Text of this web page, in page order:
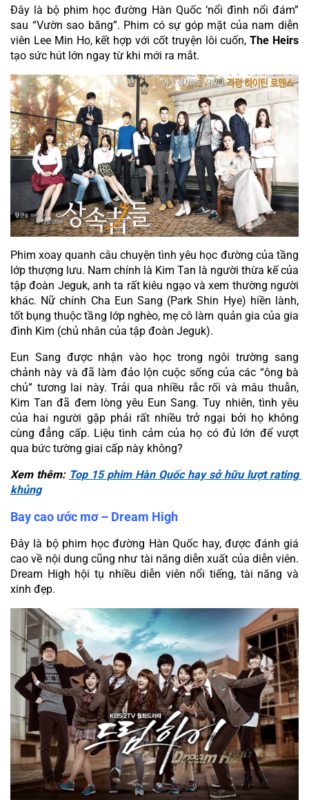
Đây là bộ phim học đường Hàn Quốc ‘nổi đình nổi đám”
sau “Vườn sao băng”. Phim có sự góp mặt của nam diễn
viên Lee Min Ho, kết hợp với cốt truyện lôi cuốn, The Heirs
tạo sức hút lớn ngay từ khi mới ra mắt.
Phim xoay quanh câu chuyện tình yêu học đường của tầng
lớp thượng lưu. Nam chính là Kim Tan là người thừa kế của
tập đoàn Jeguk, anh ta rất kiêu ngạo và xem thường người
khác. Nữ chính Cha Eun Sang (Park Shin Hye) hiền lành,
tốt bụng thuộc tầng lớp nghèo, mẹ cô làm quản gia của gia
đình Kim (chủ nhân của tập đoàn Jeguk).
Eun Sang được nhận vào học trong ngôi trường sang
chảnh này và đã làm đảo lộn cuộc sống của các “ông bà
chủ” tương lai này. Trải qua nhiều rắc rối và mâu thuẫn,
Kim Tan đã đem lòng yêu Eun Sang. Tuy nhiên, tình yêu
của hai người gặp phải rất nhiều trở ngại bởi họ không
cùng đẳng cấp. Liệu tình cảm của họ có đủ lớn để vượt
qua bức tường giai cấp này không?
Xem thêm: Top 15 phim Hàn Quốc hay sở hữu lượt rating
khủng
Bay cao ước mơ – Dream High
Đây là bộ phim học đường Hàn Quốc hay, được đánh giá
cao về nội dung cũng như tài năng diễn xuất của diễn viên.
Dream High hội tụ nhiều diễn viên nổi tiếng, tài năng và
xinh đẹp.